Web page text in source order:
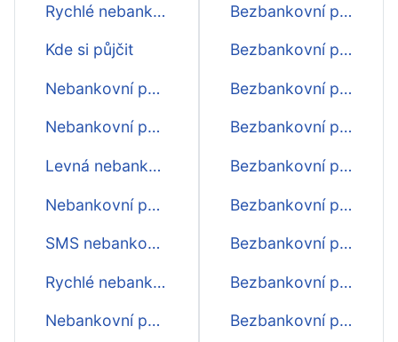
Rychlé nebankovní půjčky ihned
Kde si půjčit
Nebankovní půjčka na cokoliv
Nebankovní půjčka pro každého
Levná nebankovní půjčka
Nebankovní půjčka ještě dnes
SMS nebankovní půjčka ihned
Rychlé nebankovní půjčky ještě dnes
Nebankovní půjčka bez poplatku
Bezbankovní půjčka 19000
Bezbankovní půjčka 18000
Bezbankovní půjčka 17000
Bezbankovní půjčka 16000
Bezbankovní půjčka 15000
Bezbankovní půjčka 14000
Bezbankovní půjčka 13000
Bezbankovní půjčka 12000
Bezbankovní půjčka 11000